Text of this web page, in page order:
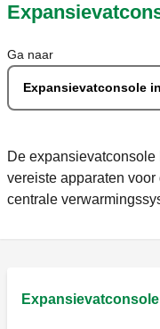
Ga naar
Expansievatconsole
De
vereiste apparaten
centrale